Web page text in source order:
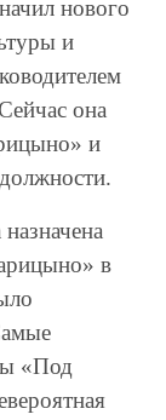
нового
и
она
и
в
«Под